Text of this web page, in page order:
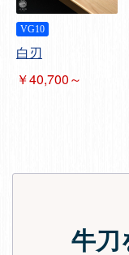
VG10
白刃
￥40,700～
牛刀